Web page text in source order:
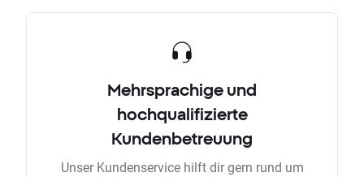
Mehrsprachige und
hochqualifizierte
Kundenbetreuung
Unser Kundenservice hilft dir gern rund um